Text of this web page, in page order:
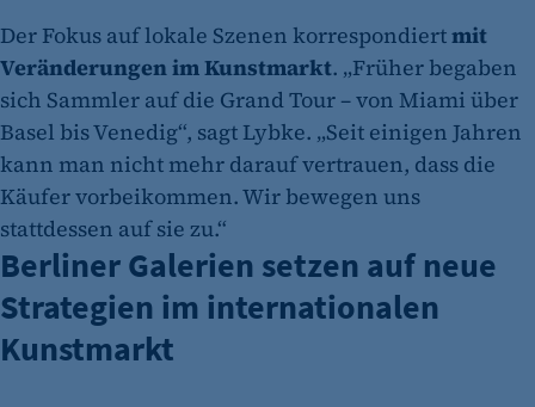
Der Fokus auf lokale Szenen korrespondiertmit
Veränderungen im Kunstmarkt. „Früher begaben
sich Sammler auf die Grand Tour – von Miami über
Basel bis Venedig“, sagt Lybke. „Seit einigen Jahren
kann man nicht mehr darauf vertrauen, dass die
Käufer vorbeikommen. Wir bewegen uns
stattdessen auf sie zu.“
Berliner Galerien setzen auf neue
Strategien im internationalen
Kunstmarkt